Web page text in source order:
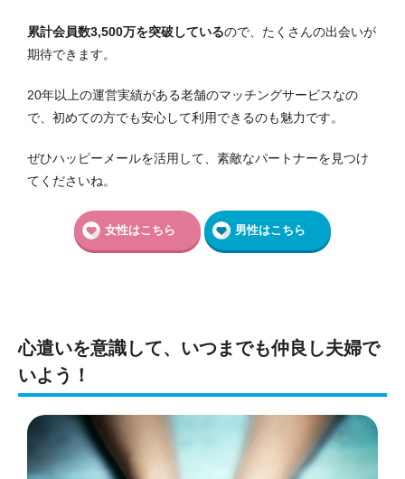
累計会員数3,500万を突破しているので、たくさんの出会いが
期待できます。
20年以上の運営実績がある老舗のマッチングサービスなの
で、初めての方でも安心して利用できるのも魅力です。
ぜひハッピーメールを活用して、素敵なパートナーを見つけ
てくださいね。
女性はこちら 男性はこちら
心遣いを意識して、 いつまでも仲良し夫婦で
いよう ！